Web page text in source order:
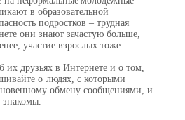
в образовательной
подростков – трудная
они знают зачастую больше,
участие взрослых тоже
их друзьях в Интернете и о том,
о людях, с которыми
обмену сообщениями, и